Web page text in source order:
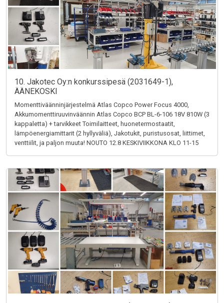
10. Jakotec Oy:n konkurssipesä (2031649-1),
ÄÄNEKOSKI
Momenttiväänninjärjestelmä Atlas Copco Power Focus 4000,
Akkumomenttiruuvinväännin Atlas Copco BCP BL-6-106 18V 810W (3
kappaletta) + tarvikkeet Toimilaitteet, huonetermostaatit,
lämpöenergiamittarit (2 hyllyväliä), Jakotukit, puristusosat, liittimet,
venttiilit, ja paljon muuta! NOUTO 12.8 KESKIVIIKKONA KLO 11-15